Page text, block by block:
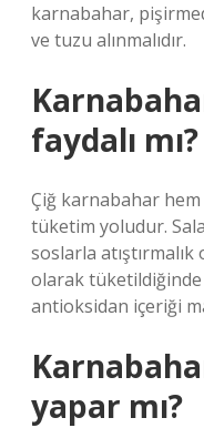
karnabahar,
ve tuzu alınmalıdır.
faydalı mı?
Çiğ karnabahar hem
tüketim yoludur.
soslarla
olarak
antioksidan içeriği
yapar mı?